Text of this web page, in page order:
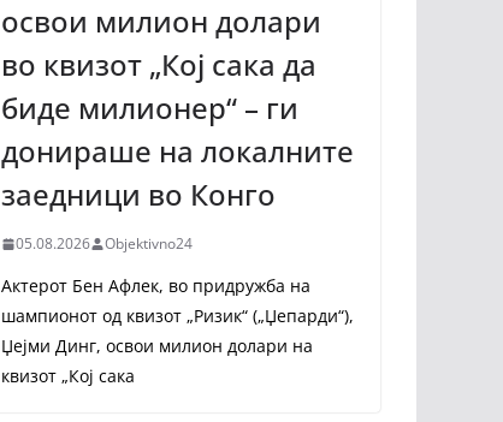
освои милион долари
во квизот „Кој сака да
биде милионер“ – ги
донираше на локалните
заедници во Конго
05.08.2026 Objektivno24
Актерот Бен Афлек, во придружба на
шампионот од квизот „Ризик“ („Џепарди“),
Џејми Динг, освои милион долари на
квизот „Кој сака